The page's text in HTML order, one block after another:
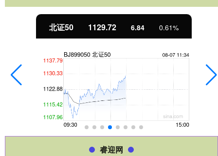
北证50 1129.72 6.84 0.61%
睿迎网